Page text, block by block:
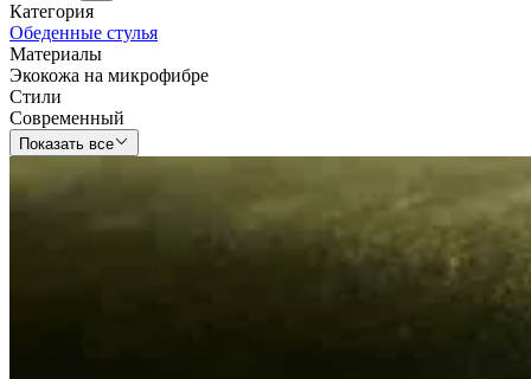
Категория
Обеденные стулья
Материалы
Экокожа на микрофибре
Стили
Современный
Показать все